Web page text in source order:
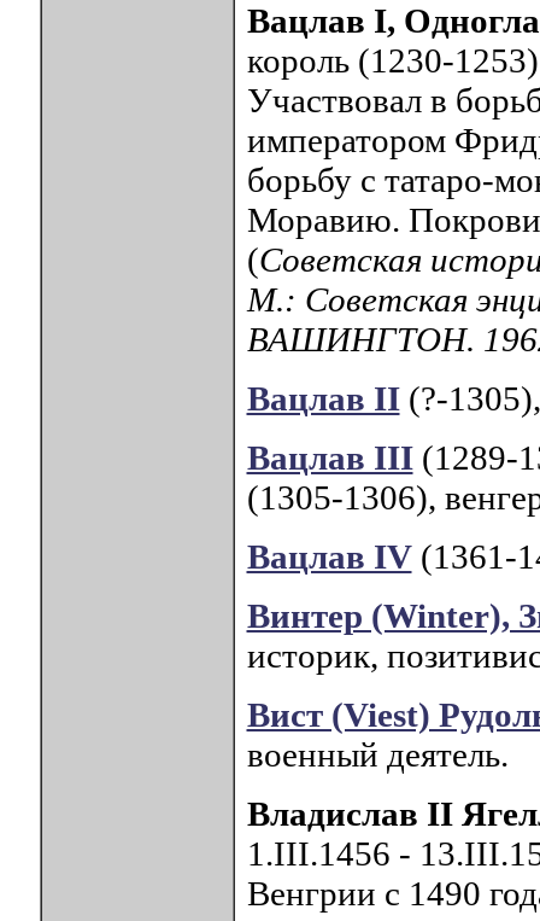
Вацлав I,
король (1230-
Участвовал в
императором
борьбу с татаро-
Моравию.
(Советская
М.: Советская
ВАШИНГТОН.
Вацлав II(?-
Вацлав III(1289-
(1305-1306),
Вацлав IV(1361-
Винтер (Winter),
историк,
Вист (Viest)
военный деятель.
Владислав II
1.III.1456 -
Венгрии с 1490